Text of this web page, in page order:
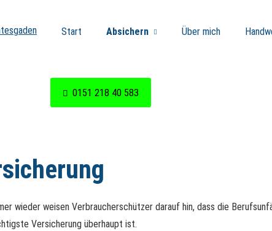
Start Absichern Über mich
0151 218 40 583
wieder weisen Verbraucherschützer darauf hin, dass die
Versicherung überhaupt ist.